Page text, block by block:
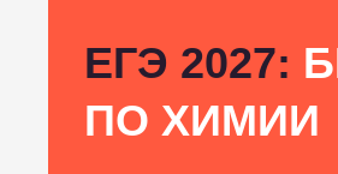
ЕГЭ 2027:
ПО ХИМИИ